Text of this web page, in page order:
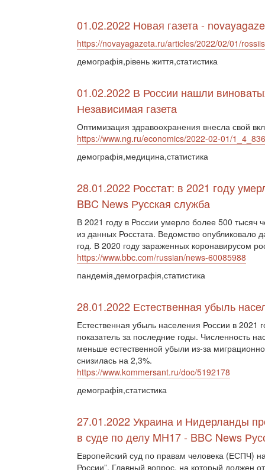
01.02.2022 Новая газета -
https://novayagazeta.ru/articles/2022/02/01/
демографія,рівень життя,статистика
01.02.2022 В России нашли
Независимая газета
Оптимизация здравоохранения внесла свой
https://www.ng.ru/economics/2022-02-01/
демографія,медицина,статистика
28.01.2022 Росстат: в 2021 году
BBC News Русская служба
В 2021 году в России умерло более 500 тысяч
из данных Росстата. Ведомство опубликовало
год. В 2020 году зараженных коронавирусом
https://www.bbc.com/russian/news-60085988
пандемія,демографія,статистика
28.01.2022 Естественная убыль
Естественная убыль населения России в
показатель за последние годы. Численность
меньше естественной убыли из-за
снизилась на 2,3%.
https://www.kommersant.ru/doc/5192178
демографія,статистика
27.01.2022 Украина и Нидерланды
в суде по делу MH17 - BBC News
Европейский суд по правам человека (ЕСПЧ)
России”. Главный вопрос, на который должен